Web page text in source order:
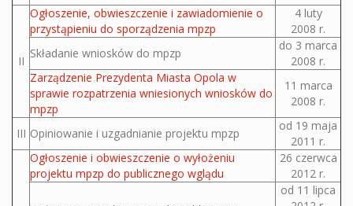
II
Ogłoszenie, obwieszczenie i zawiadomienie o
przystąpieniu do sporządzenia mpzp
4 luty
2008 r.
Składanie wniosków do mpzp
do 3 marca
2008 r.
Zarządzenie Prezydenta Miasta Opola w
sprawie rozpatrzenia wniesionych wniosków do
mpzp
11 marca
2008 r.
III Opiniowanie i uzgadnianie projektu mpzp
od 19 maja
2011 r.
Ogłoszenie i obwieszczenie o wyłożeniu
projektu mpzp do publicznego wglądu
26 czerwca
2012 r.
od 11 lipca